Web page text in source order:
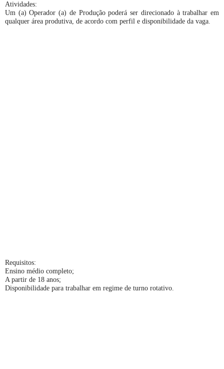
Atividades:
Um (a) Operador (a) de Produção poderá ser direcionado à trabalhar em
qualquer área produtiva, de acordo com perfil e disponibilidade da vaga.
Requisitos:
Ensino médio completo;
A partir de 18 anos;
Disponibilidade para trabalhar em regime de turno rotativo.